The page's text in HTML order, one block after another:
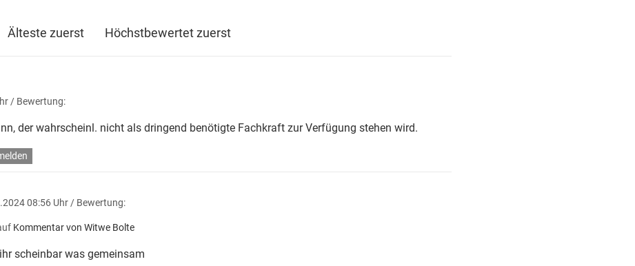
Älteste zuerst Höchstbewertet zuerst
/ Bewertung:
der wahrscheinl. nicht als dringend benötigte Fachkraft zur Verfügung stehen wird.
08:56 Uhr / Bewertung:
Kommentar von Witwe Bolte
scheinbar was gemeinsam